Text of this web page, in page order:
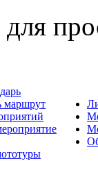
маршрут